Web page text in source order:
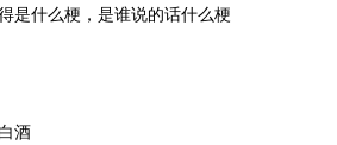
是什么梗，是谁说的话什么梗
酒